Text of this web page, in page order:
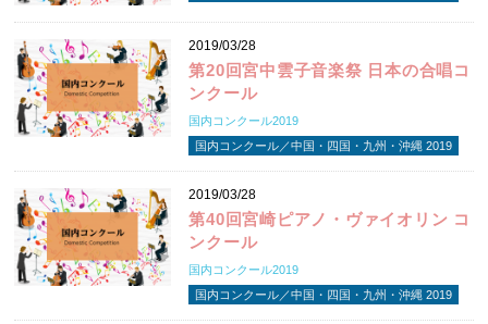
2019/03/28
第20回宮中雲子音楽祭 日本の合唱コ
ンクール
国内コンクール2019
国内コンクール／中国・四国・九州・沖縄 2019
2019/03/28
第40回宮崎ピアノ・ヴァイオリン コ
ンクール
国内コンクール2019
国内コンクール／中国・四国・九州・沖縄 2019